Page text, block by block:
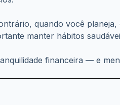
manter hábitos
financeira — e
e redator.